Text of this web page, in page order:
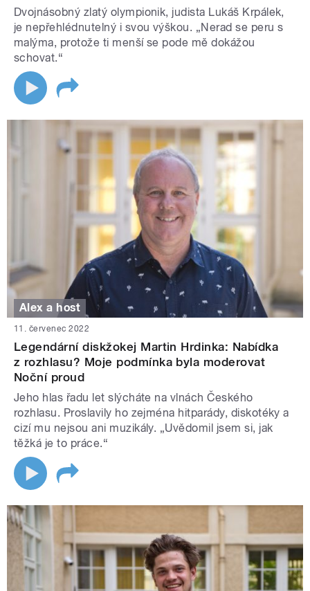
Dvojnásobný zlatý olympionik, judista Lukáš Krpálek,
je nepřehlédnutelný i svou výškou. „Nerad se peru s
malýma, protože ti menší se pode mě dokážou
schovat.“
Alex a host
11. červenec 2022
Legendární diskžokej Martin Hrdinka: Nabídka
z rozhlasu? Moje podmínka byla moderovat
Noční proud
Jeho hlas řadu let slýcháte na vlnách Českého
rozhlasu. Proslavily ho zejména hitparády, diskotéky a
cizí mu nejsou ani muzikály. „Uvědomil jsem si, jak
těžká je to práce.“